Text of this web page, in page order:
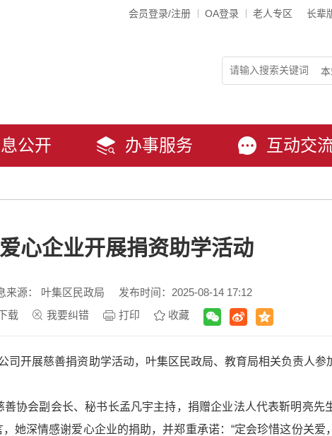
会员登录/注册 OA登录 老人专区 长辈
公开 办事服务 互动交
心企业开展捐资助学活动
来源： 叶集区民政局
发布时间：2025-08-14 17:12
载 我要纠错 打印 收藏
开展慈善捐资助学活动，叶集区民政局、教育局相关负责人参
会副会长、秘书长孟凡宇主持，捐赠企业法人代表靳明亮先
她深情感谢爱心企业的捐助，并郑重承诺：“定会珍惜这份关爱